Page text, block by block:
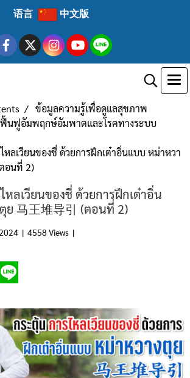
语言 中文版
ข้อมูลความรู้เพื่อดูแลสุขภาพ
นฟูอัมพฤกษ์อัมพาตและโรคทางระบบ
หลเวียนของชี่ ด้วยการฝึกเต๋าอิ่นแบบ หม่าหวา
อนที่ 2)
หลเวียนของชี่ ด้วยการฝึกเต๋าอิ่น
ย 马王堆导引 (ตอนที่ 2)
| 4558 Views |